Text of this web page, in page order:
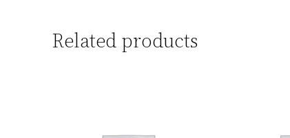
Related products